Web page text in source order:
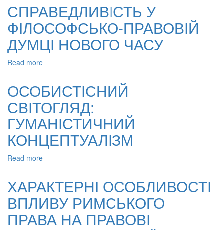
СПРАВЕДЛИВІСТЬ У
ФІЛОСОФСЬКО-ПРАВОВІЙ
ДУМЦІ НОВОГО ЧАСУ
Read more
ФІЛОСОФСЬКО-
ПРАВОВІЙ
ДУМЦІ
НОВОГО
ЧАСУ
ОСОБИСТІСНИЙ
СВІТОГЛЯД:
ГУМАНІСТИЧНИЙ
КОНЦЕПТУАЛІЗМ
Read more
ГУМАНІСТИЧНИЙ
КОНЦЕПТУАЛІЗМ
ХАРАКТЕРНІ ОСОБЛИВОСТІ
ВПЛИВУ РИМСЬКОГО
ПРАВА НА ПРАВОВІ